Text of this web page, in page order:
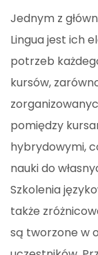
Jednym z
Lingua jest ich
potrzeb
kursów,
pomiędzy
hybrydowymi,
nauki do
Szkolenia
także
są tworzone w